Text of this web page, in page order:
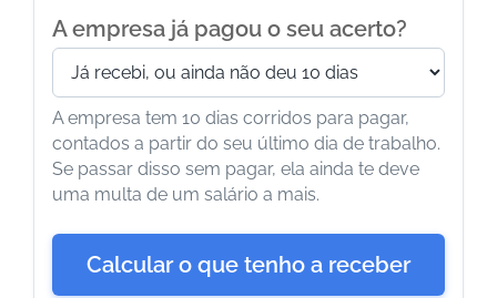
A empresa já pagou o seu acerto?
A empresa tem 10 dias corridos para pagar,
contados a partir do seu último dia de trabalho.
Se passar disso sem pagar, ela ainda te deve
uma multa de um salário a mais.
Calcular o que tenho a receber